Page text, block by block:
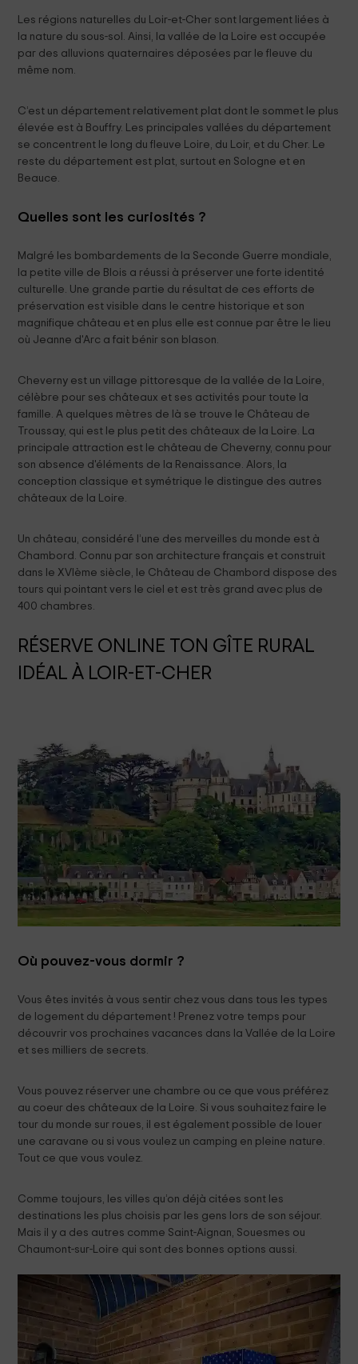
Les régions naturelles du Loir-et-Cher sont largement liées à
la nature du sous-sol. Ainsi, la vallée de la Loire est occupée
par des alluvions quaternaires déposées par le fleuve du
même nom.
C’est un département relativement plat dont le sommet le plus
élevée est à Bouffry. Les principales vallées du département
se concentrent le long du fleuve Loire, du Loir, et du Cher. Le
reste du département est plat, surtout en Sologne et en
Beauce.
Quelles sont les curiosités ?
Malgré les bombardements de la Seconde Guerre mondiale,
la petite ville de Blois a réussi à préserver une forte identité
culturelle. Une grande partie du résultat de ces efforts de
préservation est visible dans le centre historique et son
magnifique château et en plus elle est connue par être le lieu
où Jeanne d'Arc a fait bénir son blason.
Cheverny est un village pittoresque de la vallée de la Loire,
célèbre pour ses châteaux et ses activités pour toute la
famille. A quelques mètres de là se trouve le Château de
Troussay, qui est le plus petit des châteaux de la Loire. La
principale attraction est le château de Cheverny, connu pour
son absence d'éléments de la Renaissance. Alors, la
conception classique et symétrique le distingue des autres
châteaux de la Loire.
Un château, considéré l’une des merveilles du monde est à
Chambord. Connu par son architecture français et construit
dans le XVIème siècle, le Château de Chambord dispose des
tours qui pointant vers le ciel et est très grand avec plus de
400 chambres.
RÉSERVE ONLINE TON GÎTE RURAL
IDÉAL À LOIR-ET-CHER
Où pouvez-vous dormir ?
Vous êtes invités à vous sentir chez vous dans tous les types
de logement du département ! Prenez votre temps pour
découvrir vos prochaines vacances dans la Vallée de la Loire
et ses milliers de secrets.
Vous pouvez réserver une chambre ou ce que vous préférez
au coeur des châteaux de la Loire. Si vous souhaitez faire le
tour du monde sur roues, il est également possible de louer
une caravane ou si vous voulez un camping en pleine nature.
Tout ce que vous voulez.
Comme toujours, les villes qu’on déjà citées sont les
destinations les plus choisis par les gens lors de son séjour.
Mais il y a des autres comme Saint-Aignan, Souesmes ou
Chaumont-sur-Loire qui sont des bonnes options aussi.